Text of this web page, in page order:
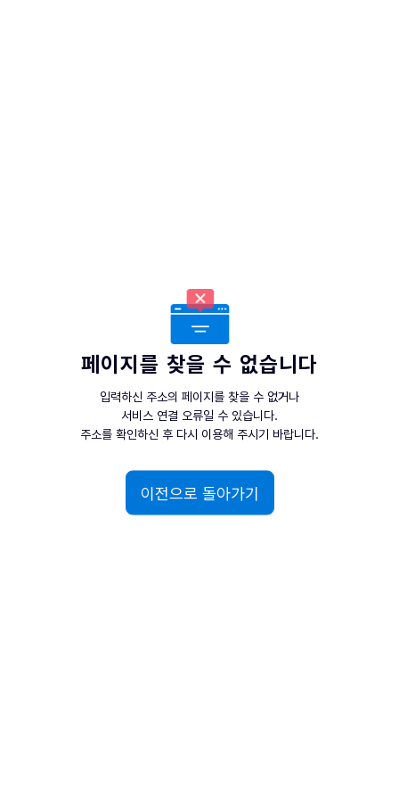
페이지를 찾을 수 없습니다
입력하신 주소의 페이지를 찾을 수 없거나
서비스 연결 오류일 수 있습니다.
주소를 확인하신 후 다시 이용해 주시기 바랍니다.
이전으로 돌아가기